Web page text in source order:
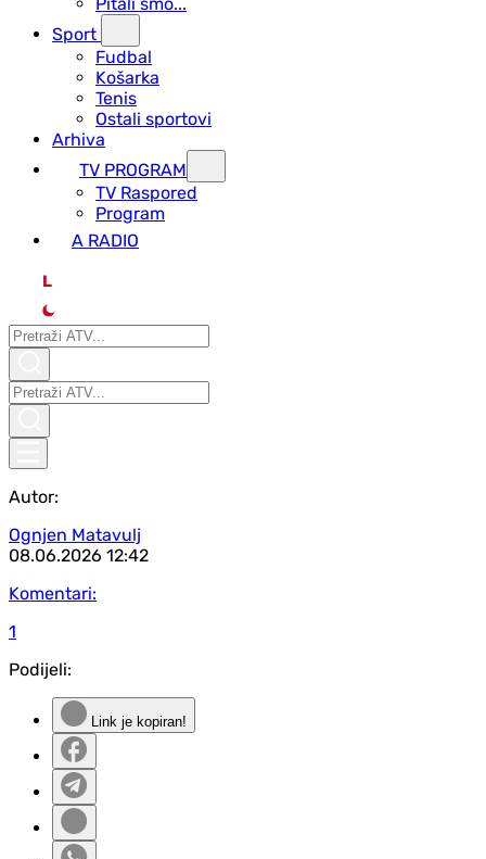
Sport
Fudbal
Košarka
Tenis
Ostali sportovi
Arhiva
TV PROGRAM
ТV Raspored
Program
A RADIO
L
Autor:
Ognjen Matavulj
08.06.2026 12:42
Komentari:
1
Podijeli:
Link je kopiran!